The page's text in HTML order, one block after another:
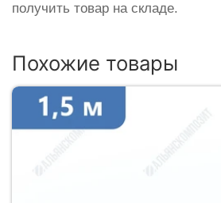
получить товар на складе.
Похожие товары